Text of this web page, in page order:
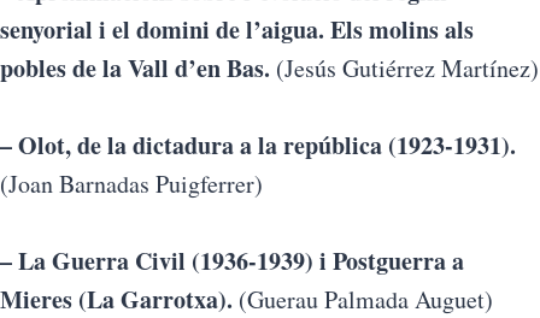
senyorial i el domini de l’aigua. Els molins als
pobles de la Vall d’en Bas. (Jesús Gutiérrez Martínez)
– Olot, de la dictadura a la república (1923-1931).
(Joan Barnadas Puigferrer)
– La Guerra Civil (1936-1939) i Postguerra a
Mieres (La Garrotxa). (Guerau Palmada Auguet)